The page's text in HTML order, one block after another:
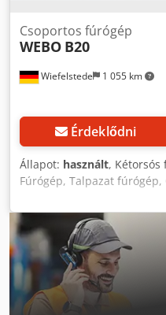
Wiefelstede 1 055 km
Csoportos fúrógép
WEBO B20
Érdeklődni
Állapot: használt, Kétorsós
Fúrógép, Talpazat
fúrógép -orsó rögzítése:
mérete: 1175 x 355 mm -
125 - 1400 fordulat/perc -
1345/960/H1900 mm
kg